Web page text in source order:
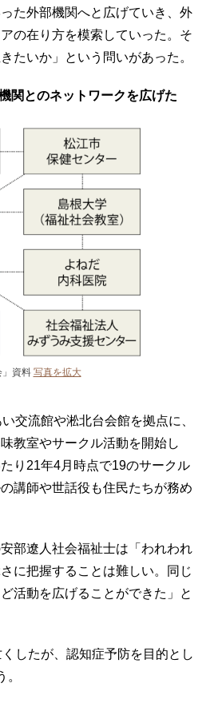
た外部機関へと広げていき、外
の在り方を模索していった。そ
たいか」という問いがあった。
関とのネットワークを広げた
」資料 写真を拡大
交流館や淞北台会館を拠点に、
教室やサークル活動を開始し
り21年4月時点で19のサークル
講師や世話役も住民たちが務め
部遼人社会福祉士は「われわれ
に把握することは難しい。同じ
活動を広げることができた」と
したが、認知症予防を目的とし